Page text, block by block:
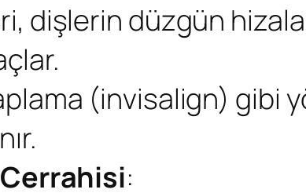
dişlerin düzgün
(invisalign) gibi
: